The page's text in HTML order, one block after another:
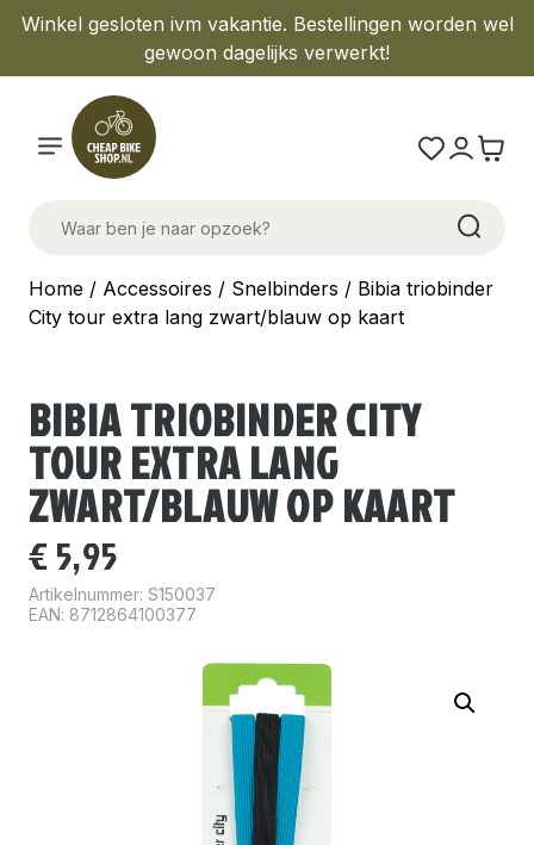
Winkel gesloten ivm vakantie. Bestellingen worden wel
gewoon dagelijks verwerkt!
Home / Accessoires / Snelbinders / Bibia triobinder
City tour extra lang zwart/blauw op kaart
BIBIA TRIOBINDER CITY
TOUR EXTRA LANG
ZWART/BLAUW OP KAART
€ 5,95
Artikelnummer: S150037
EAN: 8712864100377